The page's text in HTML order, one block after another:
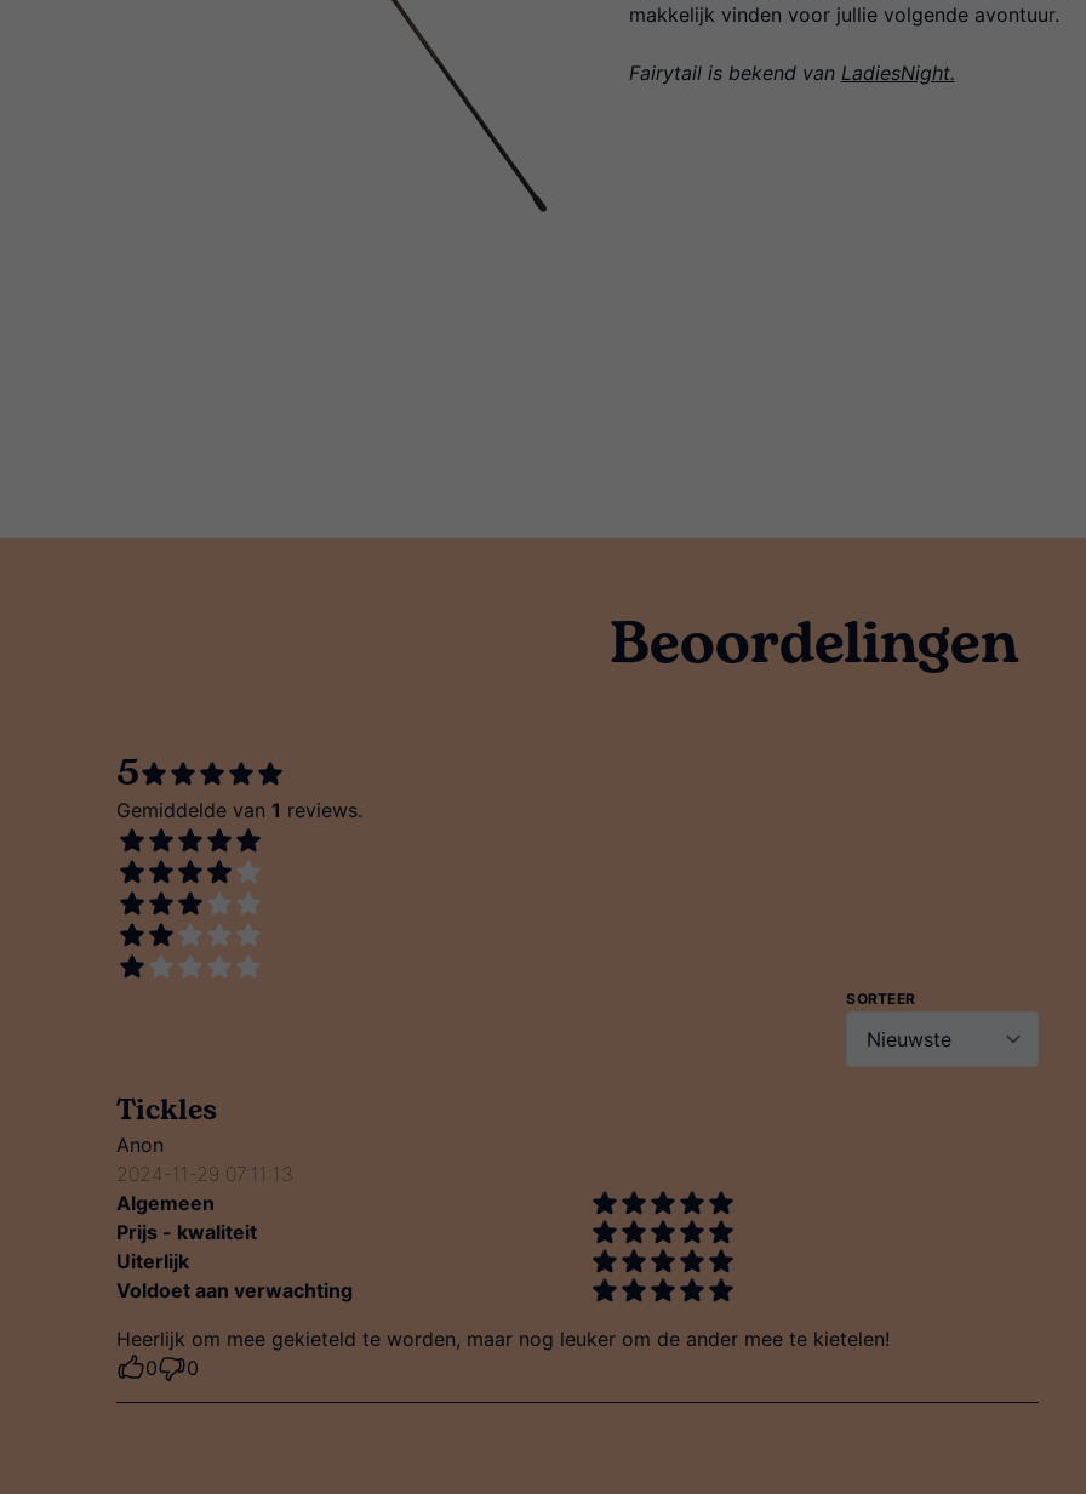
makkelijk vinden voor jullie volgende avontuur.
Fairytail is bekend van LadiesNight.
Beoordelingen
5
Gemiddelde van 1 reviews.
SORTEER
Tickles
Anon
2024-11-29 07:11:13
Algemeen
Prijs - kwaliteit
Uiterlijk
Voldoet aan verwachting
Heerlijk om mee gekieteld te worden, maar nog leuker om de ander mee te kietelen!
0
0